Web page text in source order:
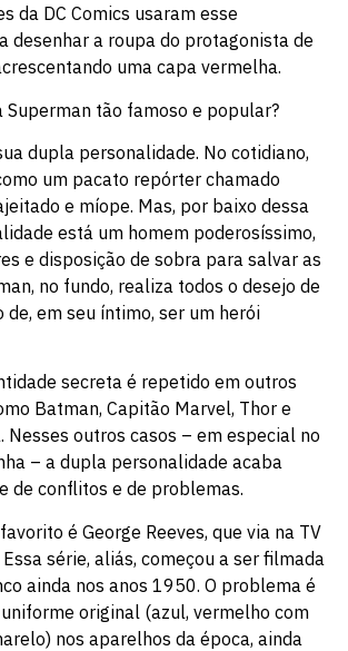
da DC Comics usaram esse
desenhar a roupa do protagonista de
uma capa vermelha.
Superman tão famoso e popular?
dupla personalidade. No cotidiano,
um pacato repórter chamado
e míope. Mas, por baixo dessa
está um homem poderosíssimo,
e disposição de sobra para salvar as
no fundo, realiza todos o desejo de
de, em seu íntimo, ser um herói
secreta é repetido em outros
Batman, Capitão Marvel, Thor e
Nesses outros casos – em especial no
– a dupla personalidade acaba
de conflitos e de problemas.
é George Reeves, que via na TV
série, aliás, começou a ser filmada
ainda nos anos 1950. O problema é
original (azul, vermelho com
nos aparelhos da época, ainda